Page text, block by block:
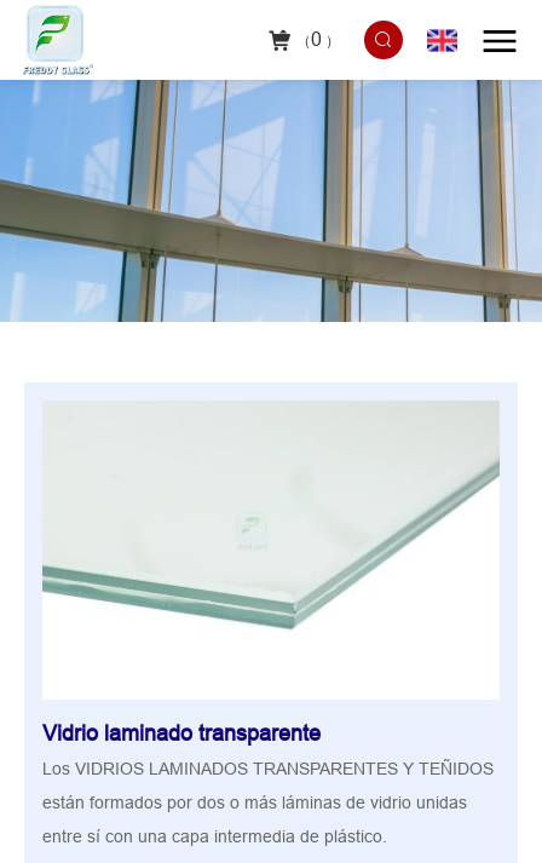
（0 ）
Vidrio laminado transparente
Los VIDRIOS LAMINADOS TRANSPARENTES Y TEÑIDOS
están formados por dos o más láminas de vidrio unidas
entre sí con una capa intermedia de plástico.